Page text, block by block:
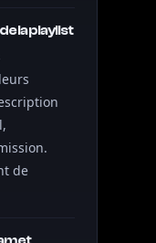
la playlist
de